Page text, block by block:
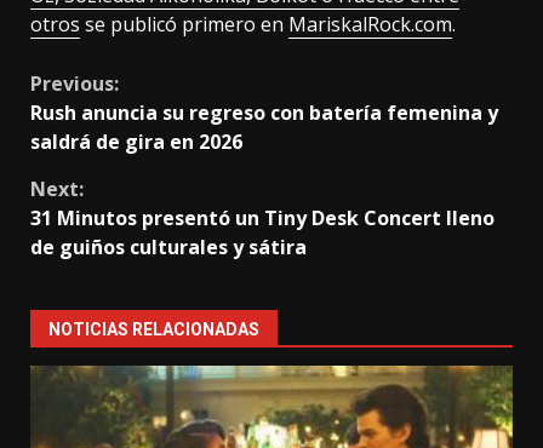
otros se publicó primero en MariskalRock.com.
Continue
Reading
Previous:
Rush anuncia su regreso con batería femenina y
saldrá de gira en 2026
Next:
31 Minutos presentó un Tiny Desk Concert lleno
de guiños culturales y sátira
NOTICIAS RELACIONADAS